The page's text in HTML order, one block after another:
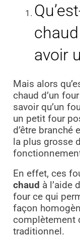
avoir
Mais alors
chaud d’un
savoir qu’un
un petit four
d’être branché
la plus grosse
En effet, ces
chaud à l’aide
four ce qui
façon
complètement
traditionnel.